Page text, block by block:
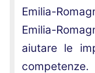
Emilia-
Emilia-
aiutare le